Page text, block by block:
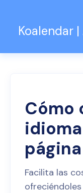
Koalendar
Cómo
Facilita las